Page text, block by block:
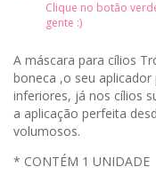
Clique no botão
gente :)
A máscara para cílios
boneca ,o seu
inferiores, já nos cílios
a aplicação perfeita
volumosos.
* CONTÉM 1 UNIDADE